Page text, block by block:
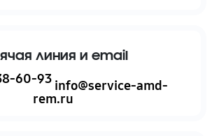
линия и email
60-93 info@service-amd-
rem.ru